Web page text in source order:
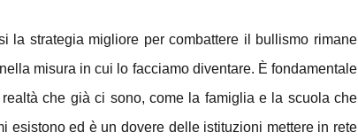
la strategia migliore per combattere il bullismo rimane
misura in cui lo facciamo diventare. È fondamentale
che già ci sono, come la famiglia e la scuola che
esistono ed è un dovere delle istituzioni mettere in rete